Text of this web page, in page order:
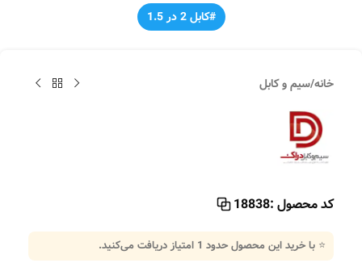
#کابل 2 در 1.5
خانه/سیم و کابل
کد محصول :18838
⭐ با خرید این محصول حدود 1 امتیاز دریافت می‌کنید.